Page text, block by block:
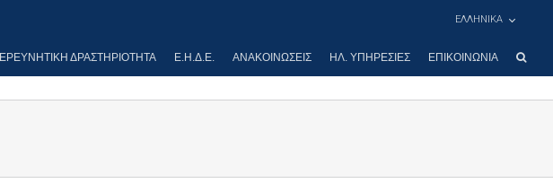
ΕΛΛΗΝΙΚΑ
ΕΡΕΥΝΗΤΙΚΉ ΔΡΑΣΤΗΡΙΌΤΗΤΑ Ε.Η.Δ.Ε. ΑΝΑΚΟΙΝΏΣΕΙΣ ΗΛ. ΥΠΗΡΕΣΊΕΣ ΕΠΙΚΟΙΝΩΝΊΑ